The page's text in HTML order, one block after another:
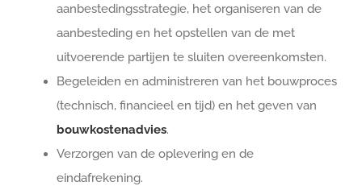
aanbestedingsstrategie, het organiseren van de
aanbesteding en het opstellen van de met
uitvoerende partijen te sluiten overeenkomsten.
Begeleiden en administreren van het bouwproces
(technisch, financieel en tijd) en het geven van
bouwkostenadvies.
Verzorgen van de oplevering en de
eindafrekening.